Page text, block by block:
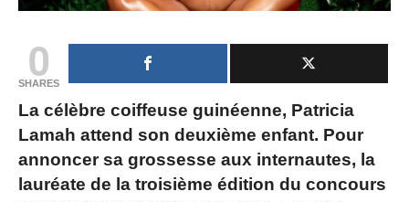
0
SHARES
La célèbre coiffeuse guinéenne, Patricia
Lamah attend son deuxième enfant. Pour
annoncer sa grossesse aux internautes, la
lauréate de la troisième édition du concours